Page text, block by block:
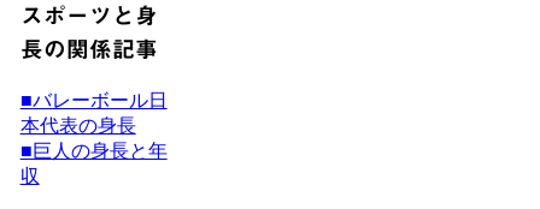
スポーツと身
長の関係記事
■バレーボール日
本代表の身長
■巨人の身長と年
収